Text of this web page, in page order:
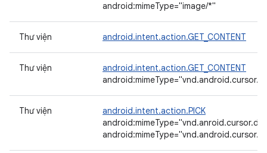
android:mimeType="image/*"
Thư viện android.intent.action.GET_CONTENT
Thư viện
android.intent.action.GET_CONTENT
Thư viện
android.intent.action.PICK